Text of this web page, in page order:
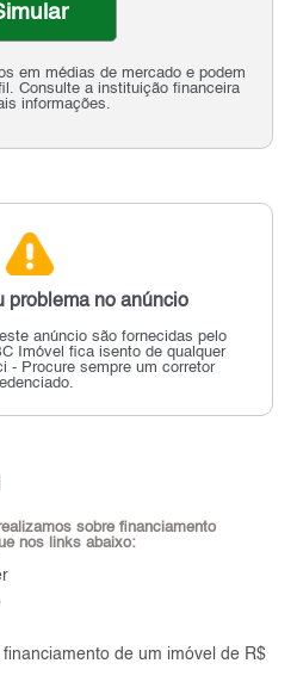
em médias de mercado e podem
Consulte a instituição financeira
informações.
problema no anúncio
anúncio são fornecidas pelo
Imóvel fica isento de qualquer
- Procure sempre um corretor
sobre financiamento
nos links abaixo:
de um imóvel de R$